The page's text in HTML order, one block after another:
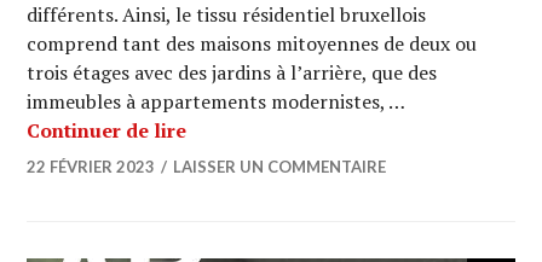
différents. Ainsi, le tissu résidentiel bruxellois
comprend tant des maisons mitoyennes de deux ou
trois étages avec des jardins à l’arrière, que des
immeubles à appartements modernistes, …
Continuer de lireLIVRE : « Brussels Housing » de
22 FÉVRIER 2023 LAISSER UN COMMENTAIRE